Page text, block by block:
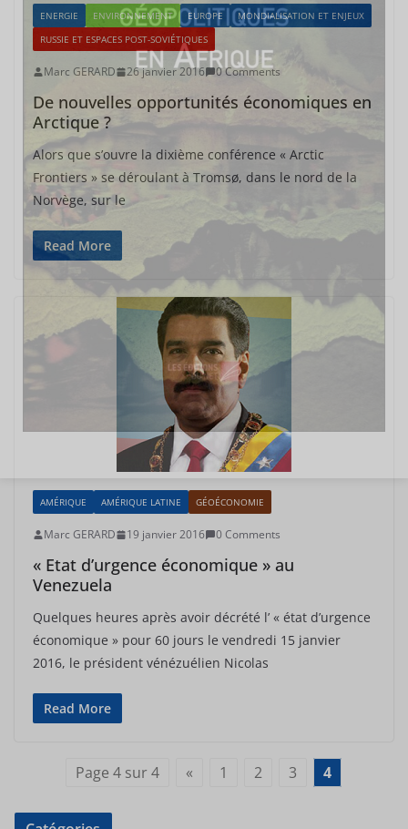
ENERGIE ENVIRONNEMENT EUROPE
MONDIALISATION ET ENJEUX
RUSSIE ET ESPACES POST-SOVIÉTIQUES
Marc GERARD 26 janvier 2016 0 Comments
De nouvelles opportunités économiques en
Arctique ?
Alors que s’ouvre la dixième conférence « Arctic
Frontiers » se déroulant à Tromsø, dans le nord de la
Norvège, sur le
Read More
AMÉRIQUE AMÉRIQUE LATINE GÉOÉCONOMIE
Marc GERARD 19 janvier 2016 0 Comments
« Etat d’urgence économique » au
Venezuela
Quelques heures après avoir décrété l’ « état d’urgence
économique » pour 60 jours le vendredi 15 janvier
2016, le président vénézuélien Nicolas
Read More
Page 4 sur 4 « 1 2 3 4